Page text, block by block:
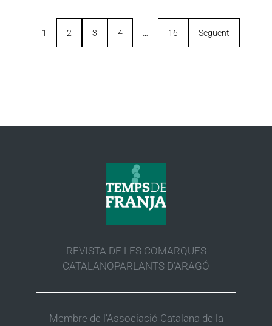
1 2 3 4 16 Següent
REVISTA DE LES COMARQUES
CATALANOPARLANTS D’ARAGÓ
Membre de l’Associació Catalana de la